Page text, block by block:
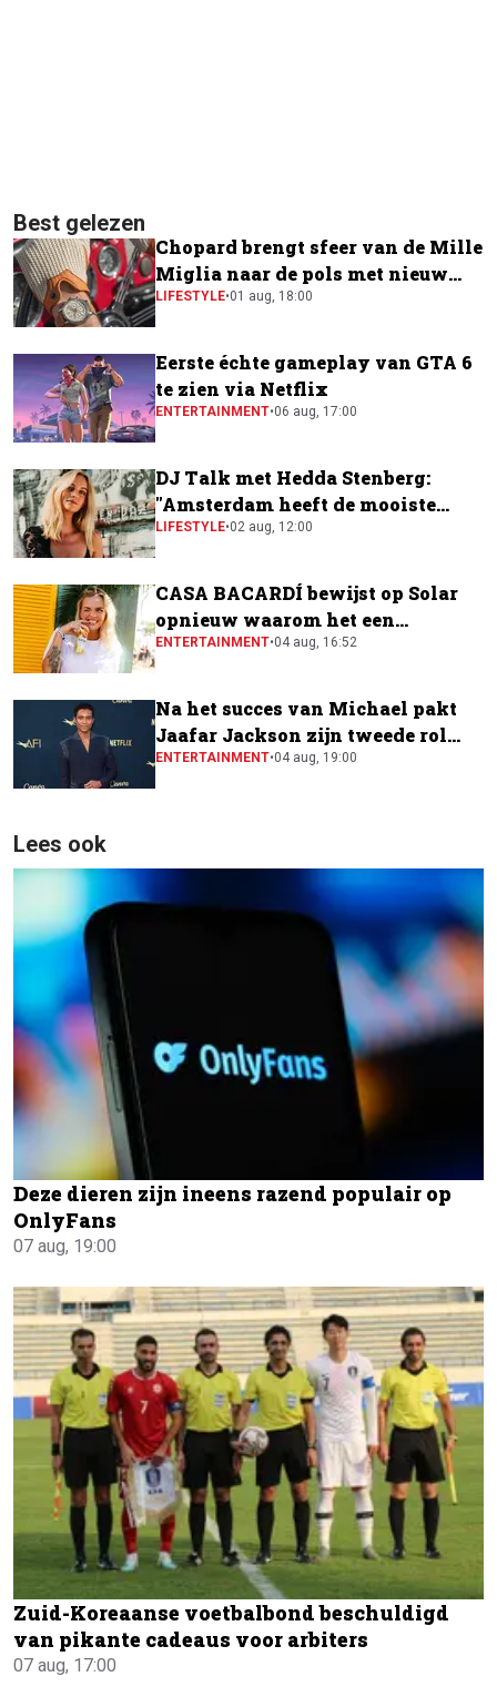
Best gelezen
Chopard brengt sfeer van de Mille
Miglia naar de pols met nieuw
horloge
LIFESTYLE•01 aug, 18:00
Eerste échte gameplay van GTA 6
te zien via Netflix
ENTERTAINMENT•06 aug, 17:00
DJ Talk met Hedda Stenberg:
"Amsterdam heeft de mooiste
festivalscene van Europa"
LIFESTYLE•02 aug, 12:00
CASA BACARDÍ bewijst op Solar
opnieuw waarom het een
festivalfavoriet is
ENTERTAINMENT•04 aug, 16:52
Na het succes van Michael pakt
Jaafar Jackson zijn tweede rol
naast Will Smith
ENTERTAINMENT•04 aug, 19:00
Lees ook
Deze dieren zijn ineens razend populair op
OnlyFans
07 aug, 19:00
Zuid-Koreaanse voetbalbond beschuldigd
van pikante cadeaus voor arbiters
07 aug, 17:00